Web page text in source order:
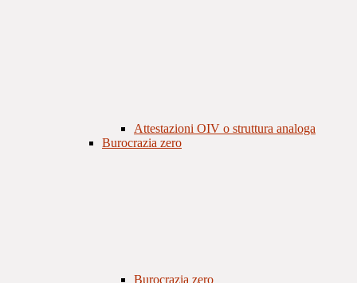
Attestazioni OIV o struttura analoga
Burocrazia zero
Burocrazia zero